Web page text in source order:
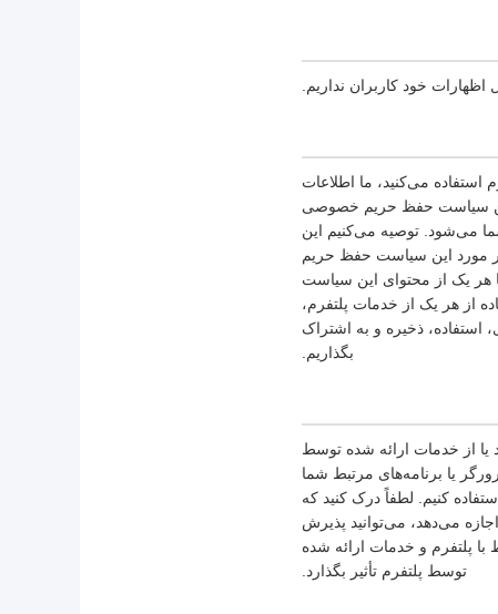
خود کاربران نداریم.
می‌کنید، ما اطلاعات
سیاست حفظ حریم خصوصی
می‌شود. توصیه می‌کنیم این
مورد این سیاست حفظ حریم
هر یک از محتوای این سیاست
از هر یک از خدمات پلتفرم،
ذخیره و به اشتراک
بگذاریم.
یا از خدمات ارائه شده توسط
یا برنامه‌های مرتبط شما
کنیم. لطفاً درک کنید که
می‌دهد، می‌توانید پذیرش
پلتفرم و خدمات ارائه شده
توسط پلتفرم تأثیر بگذارد.